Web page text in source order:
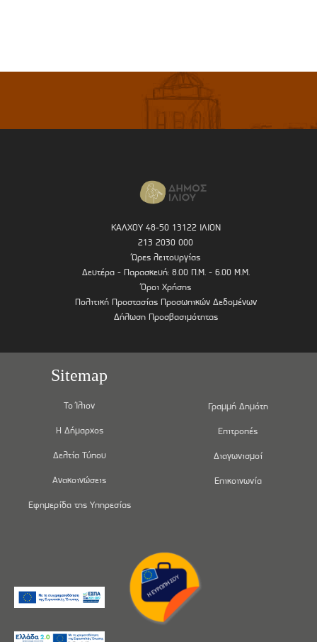
ΚΑΛΧΟΥ 48-50 13122 ΙΛΙΟΝ
213 2030 000
Ώρες λειτουργίας
Δευτέρα - Παρασκευή: 8.00 Π.Μ. - 6.00 Μ.Μ.
Όροι Χρήσης
Πολιτική Προστασίας Προσωπικών Δεδομένων
Δήλωση Προσβασιμότητας
Sitemap
Το Ίλιον
Η Δήμαρχος
Δελτία Τύπου
Ανακοινώσεις
Εφημερίδα της Υπηρεσίας
Γραμμή Δημότη
Επιτροπές
Διαγωνισμοί
Επικοινωνία